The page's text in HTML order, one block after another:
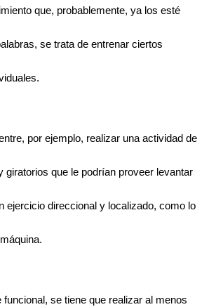
que, probablemente, ya los esté
se trata de entrenar ciertos
por ejemplo, realizar una actividad de
giratorios que le podrían proveer levantar
ejercicio direccional y localizado, como lo
se tiene que realizar al menos